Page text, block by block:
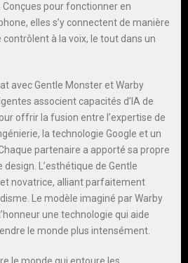
pour fonctionner en
elles s’y connectent de manière
à la voix, le tout dans un
avec Gentle Monster et Warby
associent capacités d’IA de
offrir la fusion entre l’expertise de
la technologie Google et un
partenaire a apporté sa propre
L’esthétique de Gentle
novatrice, alliant parfaitement
Le modèle imaginé par Warby
une technologie qui aide
le monde plus intensément.